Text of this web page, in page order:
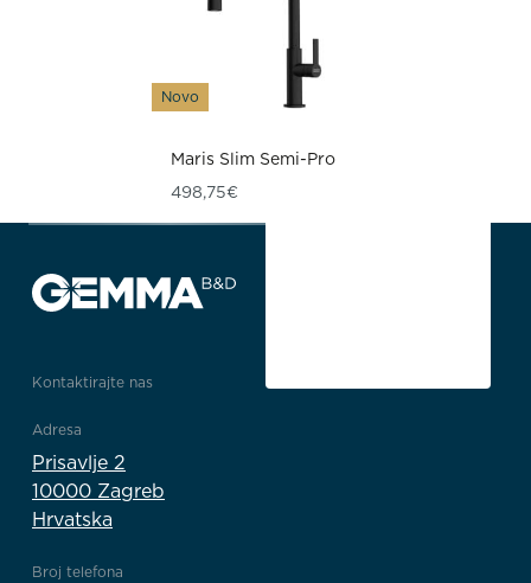
Novo
Maris Slim Semi-Pro
498,75€
Kontaktirajte nas
Adresa
Prisavlje 2
10000 Zagreb
Hrvatska
Broj telefona